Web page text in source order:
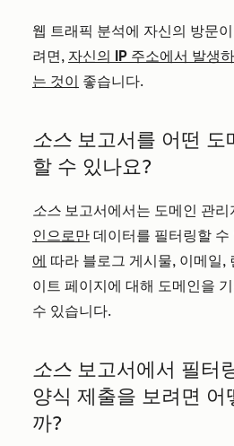
웹 트래픽 분석에 자신의 방문
려면, 자신의 IP 주소에서 발생
는 것이 좋습니다.
소스 보고서를 어떤 도
할 수 있나요?
소스 보고서에서는 도메인 관리
인으로만 데이터를 필터링할 수
에 따라 블로그 게시물, 이메일,
이트 페이지에 대해 도메인을
수 있습니다.
소스 보고서에서 필터
양식 제출을 보려면 어
까?